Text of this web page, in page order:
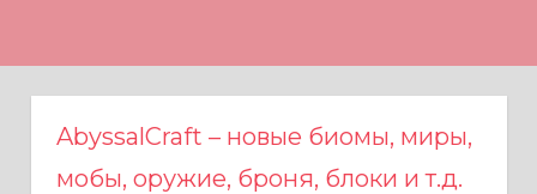
AbyssalCraft – новые биомы, миры,
мобы, оружие, броня, блоки и т.д.